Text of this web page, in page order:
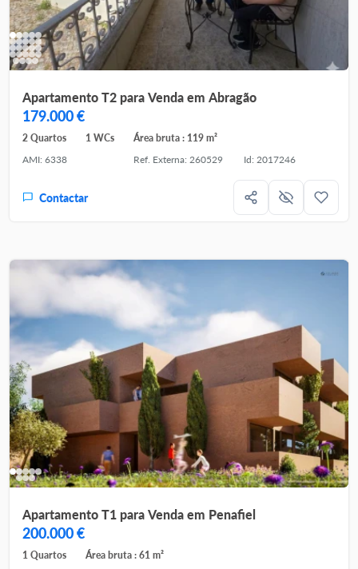
Apartamento T2 para Venda em Abragão
179.000 €
2 Quartos 1 WCs
Área bruta : 119 m²
AMI: 6338
Ref. Externa: 260529 Id: 2017246
Contactar
Apartamento T1 para Venda em Penafiel
200.000 €
1 Quartos
Área bruta : 61 m²